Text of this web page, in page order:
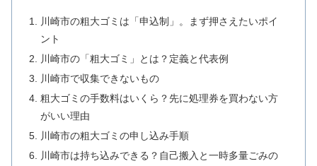
川崎市の粗大ゴミは「申込制」。まず押さえたいポイ
ント
川崎市の「粗大ゴミ」とは？定義と代表例
川崎市で収集できないもの
粗大ゴミの手数料はいくら？先に処理券を買わない方
がいい理由
川崎市の粗大ゴミの申し込み手順
川崎市は持ち込みできる？自己搬入と一時多量ごみの